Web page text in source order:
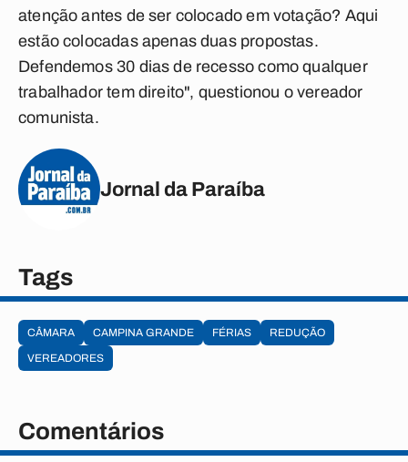
atenção antes de ser colocado em votação? Aqui
estão colocadas apenas duas propostas.
Defendemos 30 dias de recesso como qualquer
trabalhador tem direito", questionou o vereador
comunista.
Jornal da Paraíba
Tags
CÂMARA CAMPINA GRANDE FÉRIAS
REDUÇÃO
VEREADORES
Comentários